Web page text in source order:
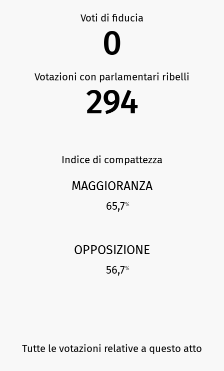
Voti di fiducia
0
Votazioni con parlamentari ribelli
294
Indice di compattezza
MAGGIORANZA
65,7%
OPPOSIZIONE
56,7%
Tutte le votazioni relative a questo atto